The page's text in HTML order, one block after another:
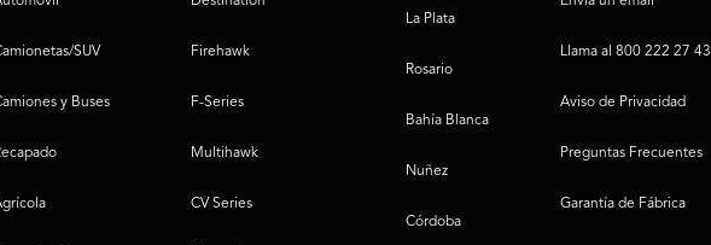
SUV
y Buses
Firehawk
F-Series
Multihawk
CV Series
La Plata
Rosario
Bahía Blanca
Nuñez
Córdoba
Llama al 800 222 27 43
Aviso de Privacidad
Preguntas Frecuentes
Garantía de Fábrica